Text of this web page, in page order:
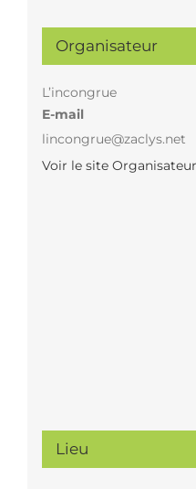
Organisateur
L’incongrue
E-mail
lincongrue@zaclys.net
Voir le site Organisateur
Lieu